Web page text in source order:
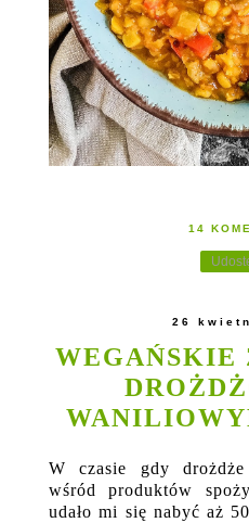
14
26
WEGAŃSKIE
W czasie gdy
wśród produktów
udało mi się nabyć aż